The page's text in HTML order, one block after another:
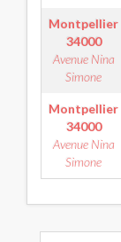
Montpellier
34000
Avenue Nina
Simone
Montpellier
34000
Avenue Nina
Simone